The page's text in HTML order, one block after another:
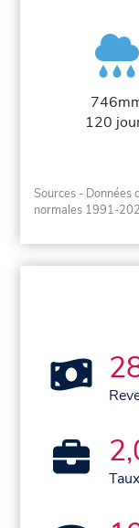
120
Sources - Données
normales 1991-